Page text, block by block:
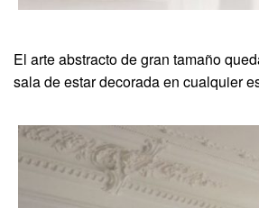
El arte abstracto de gran tamaño
sala de estar decorada en cualquier